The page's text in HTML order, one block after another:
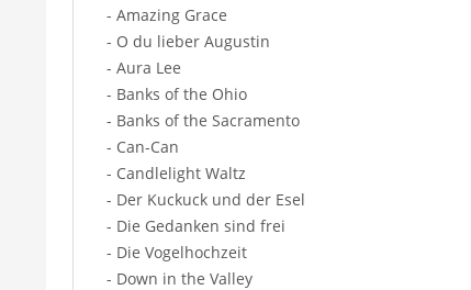
- Amazing Grace
- O du lieber Augustin
- Aura Lee
- Banks of the Ohio
- Banks of the Sacramento
- Can-Can
- Candlelight Waltz
- Der Kuckuck und der Esel
- Die Gedanken sind frei
- Die Vogelhochzeit
- Down in the Valley